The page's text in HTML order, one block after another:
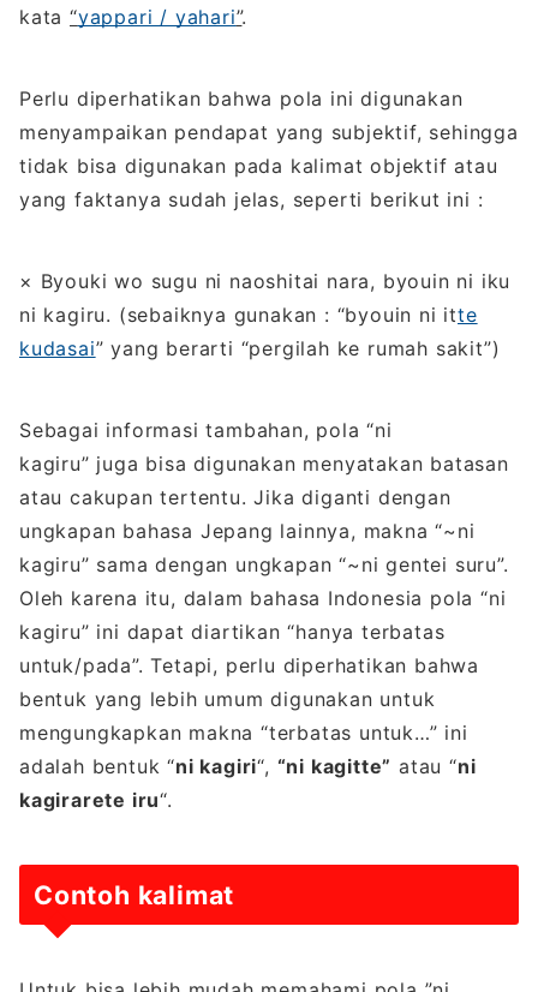
kata “yappari / yahari”.
Perlu diperhatikan bahwa pola ini digunakan
menyampaikan pendapat yang subjektif, sehingga
tidak bisa digunakan pada kalimat objektif atau
yang faktanya sudah jelas, seperti berikut ini :
× Byouki wo sugu ni naoshitai nara, byouin ni iku
ni kagiru. (sebaiknya gunakan : “byouin ni itte
kudasai” yang berarti “pergilah ke rumah sakit”)
Sebagai informasi tambahan, pola “ni
kagiru” juga bisa digunakan menyatakan batasan
atau cakupan tertentu. Jika diganti dengan
ungkapan bahasa Jepang lainnya, makna “~ni
kagiru” sama dengan ungkapan “~ni gentei suru”.
Oleh karena itu, dalam bahasa Indonesia pola “ni
kagiru” ini dapat diartikan “hanya terbatas
untuk/pada”. Tetapi, perlu diperhatikan bahwa
bentuk yang lebih umum digunakan untuk
mengungkapkan makna “terbatas untuk…” ini
adalah bentuk “ni kagiri“, “ni kagitte” atau “ni
kagirarete iru“.
Contoh kalimat